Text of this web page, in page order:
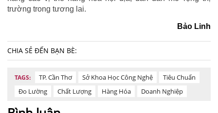
trường trong tương lai.
Bảo Linh
CHIA SẺ ĐẾN BẠN BÈ:
TAGS: TP. Cần Thơ Sở Khoa Học Công Nghệ
Tiêu Chuẩn
Đo Lường
Chất Lượng Hàng Hóa Doanh Nghiệp